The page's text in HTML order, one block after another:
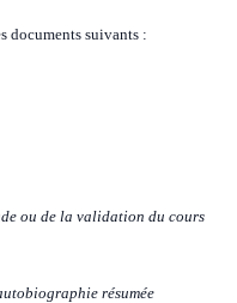
documents suivants :
ou de la validation du cours
résumée